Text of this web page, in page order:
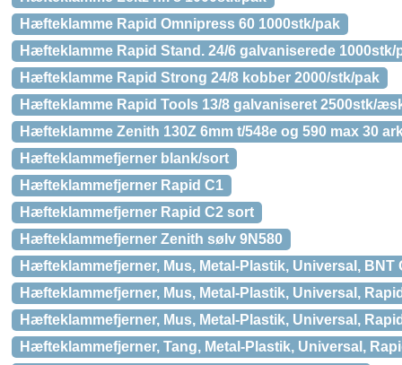
Hæfteklamme Rapid Omnipress 60 1000stk/pak
Hæfteklamme Rapid Stand. 24/6 galvaniserede 1000stk/
Hæfteklamme Rapid Strong 24/8 kobber 2000/stk/pak
Hæfteklamme Rapid Tools 13/8 galvaniseret 2500stk/
Hæfteklamme Zenith 130Z 6mm t/548e og 590 max 30
Hæfteklammefjerner blank/sort
Hæfteklammefjerner Rapid C1
Hæfteklammefjerner Rapid C2 sort
Hæfteklammefjerner Zenith sølv 9N580
Hæfteklammefjerner, Mus, Metal-Plastik, Universal, BNT
Hæfteklammefjerner, Mus, Metal-Plastik, Universal,
Hæfteklammefjerner, Mus, Metal-Plastik, Universal,
Hæfteklammefjerner, Tang, Metal-Plastik, Universal,